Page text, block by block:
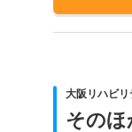
大阪リハビ
そのほ